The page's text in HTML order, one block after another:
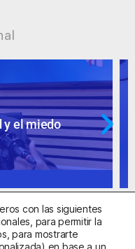
con las siguientes
para permitir la
para mostrarte
en base a un